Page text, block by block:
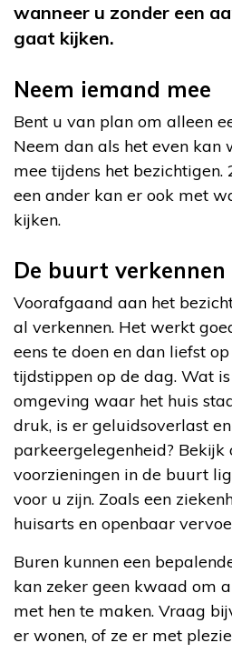
wanneer u zonder een
gaat kijken.
Neem iemand mee
Bent u van plan om alleen
Neem dan als het even kan
mee tijdens het bezichtigen.
een ander kan er ook met
kijken.
De buurt verkennen
Voorafgaand aan het
al verkennen. Het werkt
eens te doen en dan liefst
tijdstippen op de dag. Wat
omgeving waar het huis
druk, is er geluidsoverlast
parkeergelegenheid? Bekijk
voorzieningen in de buurt
voor u zijn. Zoals een
huisarts en openbaar
Buren kunnen een
kan zeker geen kwaad om
met hen te maken. Vraag
er wonen, of ze er met